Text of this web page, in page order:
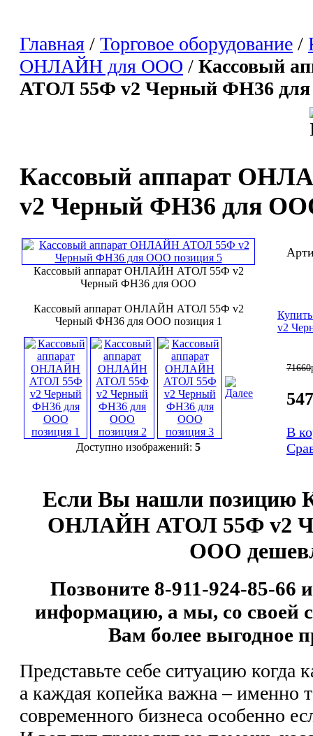
Главная / Торговое оборудование /
ОНЛАЙН для ООО / Кассовый
АТОЛ 55Ф v2 Черный ФН36
Кассовый аппарат
v2 Черный ФН36 для
Кассовый аппарат ОНЛАЙН АТОЛ 55Ф v2
Черный ФН36 для ООО
Кассовый аппарат ОНЛАЙН АТОЛ 55Ф v2
Черный ФН36 для ООО позиция 1
Доступно изображений: 5
v2
71660
В
Если Вы нашли позицию
ОНЛАЙН АТОЛ 55Ф v2
ООО
Позвоните 8-911-924-85-66
информацию, а мы, со своей
Вам более выгодное
Представьте себе ситуацию когда
а каждая копейка важна – именно
современного бизнеса особенно